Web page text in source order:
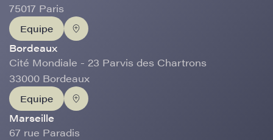
75017 Paris
Equipe
Bordeaux
Cité Mondiale - 23 Parvis des Chartrons
33000 Bordeaux
Equipe
Marseille
67 rue Paradis